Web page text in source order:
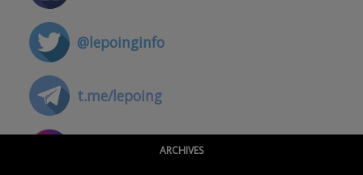
@lepoinginfo
t.me/lepoing
@montpellierpoinginfo
ARCHIVES